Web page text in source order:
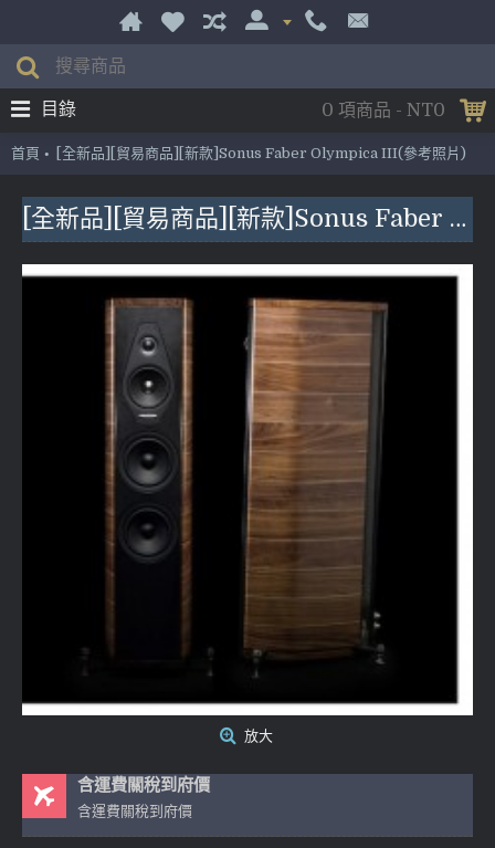
0 項商品 - NT0
目錄
首頁 [全新品][貿易商品][新款]Sonus Faber Olympica III(參考照片)
[全新品][貿易商品][新款]Sonus Faber Olympica III(參考照片)
放大
含運費關稅到府價
含運費關稅到府價